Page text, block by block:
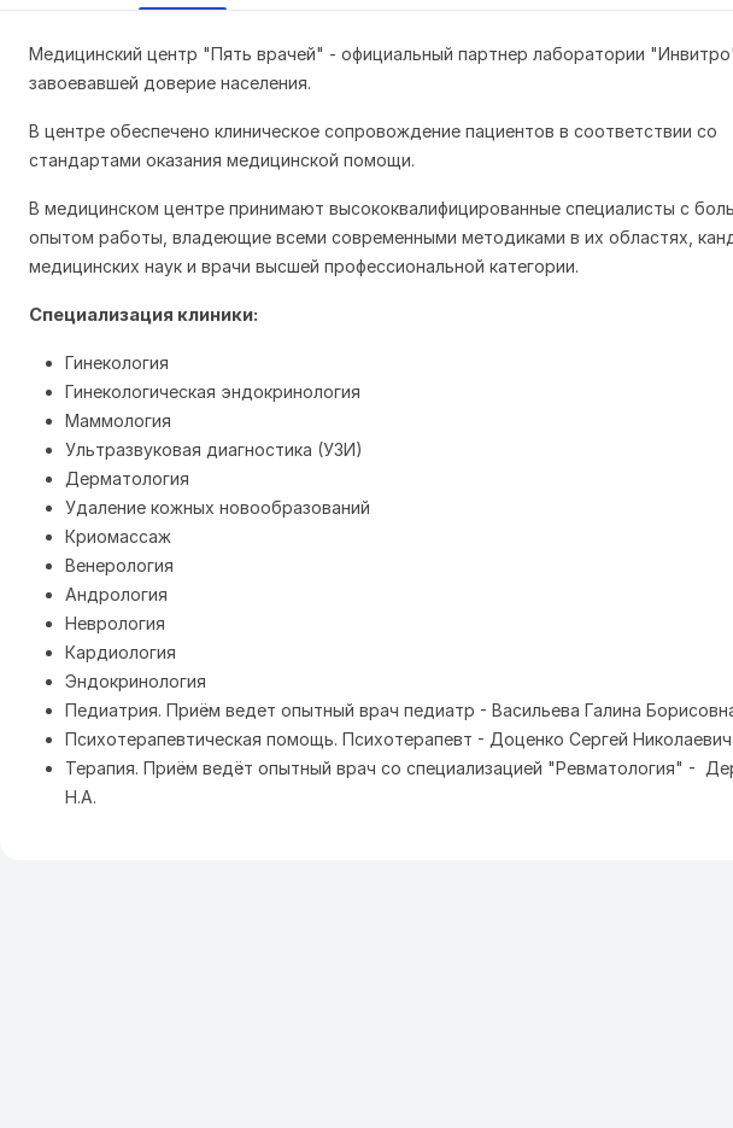
Медицинский центр "Пять врачей" - официальный партнер лаборатории
завоевавшей доверие населения.
В центре обеспечено клиническое сопровождение пациентов в соответствии со
стандартами оказания медицинской помощи.
В медицинском центре принимают высококвалифицированные специалисты с
опытом работы, владеющие всеми современными методиками в их областях,
медицинских наук и врачи высшей профессиональной категории.
Специализация клиники:
Гинекология
Гинекологическая эндокринология
Маммология
Ультразвуковая диагностика (УЗИ)
Дерматология
Удаление кожных новообразований
Криомассаж
Венерология
Андрология
Неврология
Кардиология
Эндокринология
Педиатрия. Приём ведет опытный врач педиатр - Васильева Галина
Психотерапевтическая помощь. Психотерапевт - Доценко Сергей Николаевич
Терапия. Приём ведёт опытный врач со специализацией "Ревматология" -
Н.А.